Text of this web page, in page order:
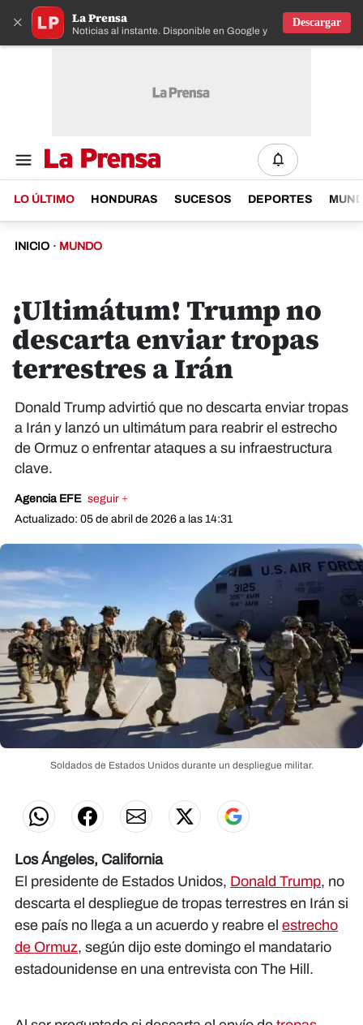
× La Prensa
Noticias al instante. Disponible en Google y IOS
Descargar
LO ÚLTIMO HONDURAS SUCESOS DEPORTES
INICIO · MUNDO
¡Ultimátum! Trump no
descarta enviar tropas
terrestres a Irán
Donald Trump advirtió que no descarta enviar tropas
a Irán y lanzó un ultimátum para reabrir el estrecho
de Ormuz o enfrentar ataques a su infraestructura
clave.
Agencia EFE seguir +
Actualizado: 05 de abril de 2026 a las 14:31
Soldados de Estados Unidos durante un despliegue militar.
Los Ángeles, California
El presidente de Estados Unidos, Donald Trump, no
descarta el despliegue de tropas terrestres en Irán si
ese país no llega a un acuerdo y reabre el estrecho
de Ormuz, según dijo este domingo el mandatario
estadounidense en una entrevista con The Hill.